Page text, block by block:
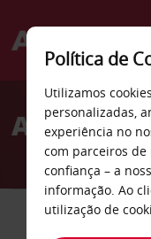
Welcome
AvisAluguer
CARRO
Política de
Utilizamos
personalizadas,
experiência no
com parceiros
confiança – a
informação. Ao
utilização de